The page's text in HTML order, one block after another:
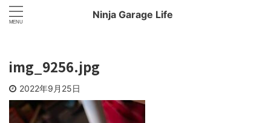
Ninja Garage Life
img_9256.jpg
2022年9月25日